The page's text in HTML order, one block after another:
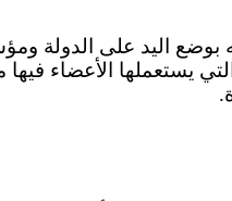
بوضع اليد على الدولة
يستعملها الأعضاء